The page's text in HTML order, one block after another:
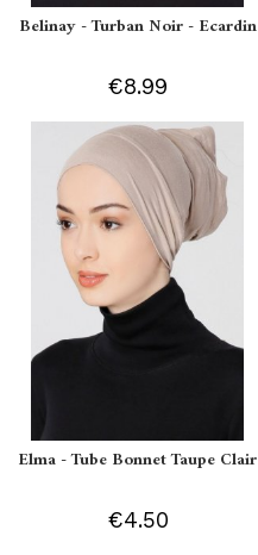
Belinay - Turban Noir - Ecardin
€8.99
Elma - Tube Bonnet Taupe Clair
€4.50